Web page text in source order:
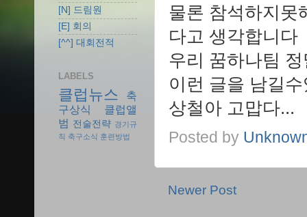
물론 참석하지못
다고 생각합니다
우리 꿈하나팀
이런 글을 남길
상철아 고맙다...
Posted by
Newer Post
[N] 드림원
[E] 회의
[^^] 대회전적
LABELS
클럽뉴스
축
구상식
클럽앨
범 전술전략 경기규
칙 축구소식 훈련방법